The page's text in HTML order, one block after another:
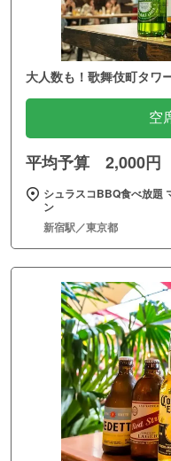
大人数も！歌舞伎町タワ
空
平均予算 2,000円
シュラスコBBQ食べ放題
ン
新宿駅／東京都